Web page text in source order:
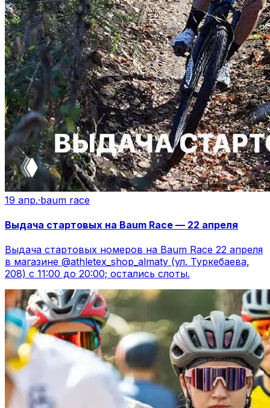
19 апр.·baum race
Выдача стартовых на Baum Race — 22 апреля
Выдача стартовых номеров на Baum Race 22 апреля
в магазине @athletex_shop_almaty (ул. Туркебаева,
208) с 11:00 до 20:00; остались слоты.